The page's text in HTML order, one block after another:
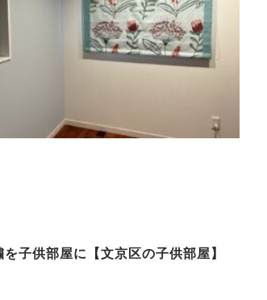
子供部屋に【文京区の子供部屋】